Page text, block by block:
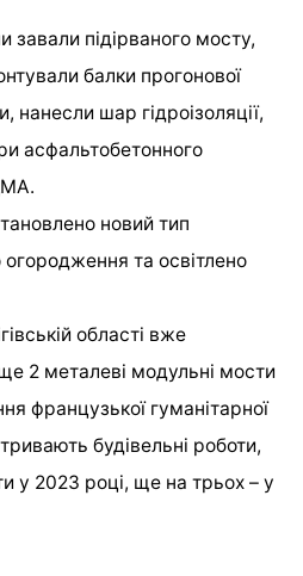
завали підірваного мосту,
балки прогонової
нанесли шар гідроізоляції,
асфальтобетонного
новий тип
та освітлено
області вже
2 металеві модульні мости
французької гуманітарної
тривають будівельні роботи,
у 2023 році, ще на трьох – у